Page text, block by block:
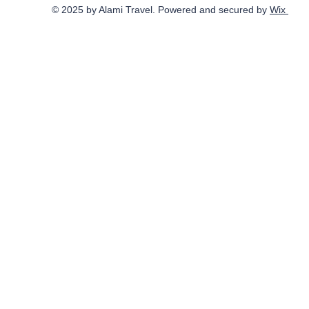
© 2025 by Alami Travel. Powered and secured by Wix